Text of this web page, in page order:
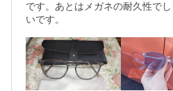
です。あとはメガネの耐久性で
いです。